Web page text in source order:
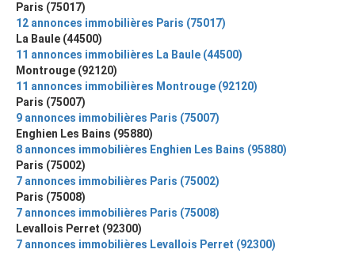
Paris (75017)
12 annonces immobilières Paris (75017)
La Baule (44500)
11 annonces immobilières La Baule (44500)
Montrouge (92120)
11 annonces immobilières Montrouge (92120)
Paris (75007)
9 annonces immobilières Paris (75007)
Enghien Les Bains (95880)
8 annonces immobilières Enghien Les Bains (95880)
Paris (75002)
7 annonces immobilières Paris (75002)
Paris (75008)
7 annonces immobilières Paris (75008)
Levallois Perret (92300)
7 annonces immobilières Levallois Perret (92300)